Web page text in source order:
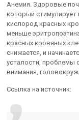
Анемия. Здоровые
который стимулирует
кислород красных
меньше
красных кровяных
снижается, и
усталости, проблемы
внимания,
Ссылка на источник: